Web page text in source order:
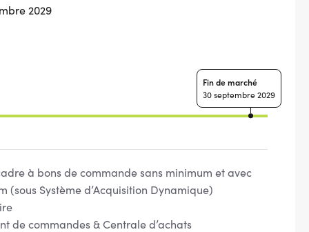
2029
Fin de marché
30 septembre 2029
à bons de commande sans minimum et avec
(sous Système d’Acquisition Dynamique)
de commandes & Centrale d’achats